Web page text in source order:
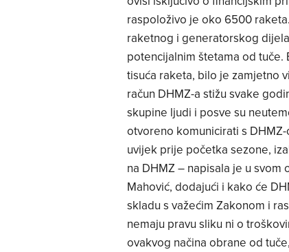
raspoloživo je oko 6500
raketnog i generatorskog
potencijalnim štetama od tuče.
tisuća raketa, bilo je zamjetno
račun DHMZ-a stižu svake
skupine ljudi i posve su
otvoreno komunicirati s
uvijek prije početka sezone,
na DHMZ – napisala je u
Mahović, dodajući i kako će
skladu s važećim Zakonom i
nemaju pravu sliku ni o
ovakvog načina obrane od